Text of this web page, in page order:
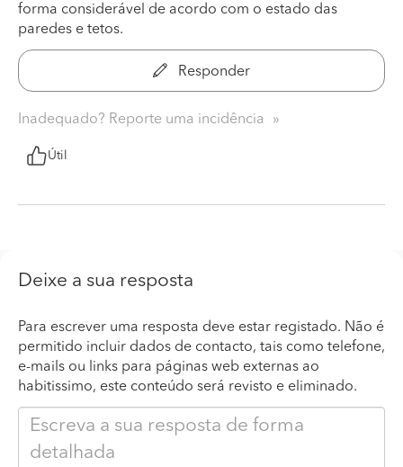
forma considerável de acordo com o estado das
paredes e tetos.
Responder
Inadequado? Reporte uma incidência
Útil
Deixe a sua resposta
Para escrever uma resposta deve estar registado. Não é
permitido incluir dados de contacto, tais como telefone,
e-mails ou links para páginas web externas ao
habitissimo, este conteúdo será revisto e eliminado.